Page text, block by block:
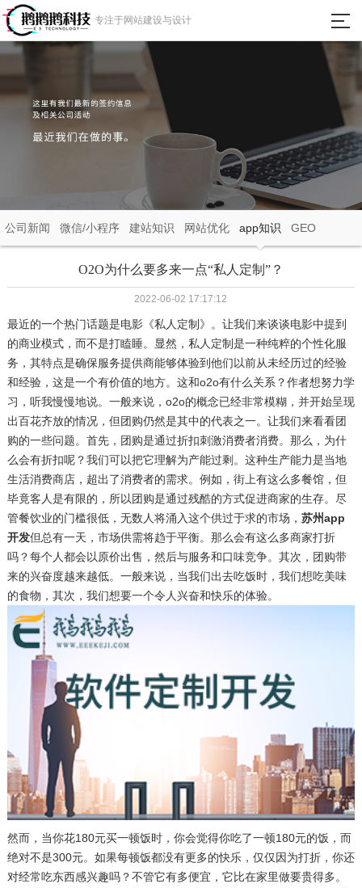
专注于网站建设与设计
瀵
微信小程序
APP定制开发
新闻动态
关于我们
公司新闻 微信/小程序 建站知识 网站优化 app知识 GEO
O2O为什么要多来一点“私人定制”？
2022-06-02 17:17:12
最近的一个热门话题是电影《私人定制》。让我们来谈谈电影中提到
的商业模式，而不是打瞌睡。显然，私人定制是一种纯粹的个性化服
务，其特点是确保服务提供商能够体验到他们以前从未经历过的经验
和经验，这是一个有价值的地方。这和o2o有什么关系？作者想努力学
习，听我慢慢地说。一般来说，o2o的概念已经非常模糊，并开始呈现
出百花齐放的情况，但团购仍然是其中的代表之一。让我们来看看团
购的一些问题。首先，团购是通过折扣刺激消费者消费。那么，为什
么会有折扣呢？我们可以把它理解为产能过剩。这种生产能力是当地
生活消费商店，超出了消费者的需求。例如，街上有这么多餐馆，但
毕竟客人是有限的，所以团购是通过残酷的方式促进商家的生存。尽
管餐饮业的门槛很低，无数人将涌入这个供过于求的市场， 苏州app
开发但总有一天，市场供需将趋于平衡。那么会有这么多商家打折
吗？每个人都会以原价出售，然后与服务和口味竞争。其次，团购带
来的兴奋度越来越低。一般来说，当我们出去吃饭时，我们想吃美味
的食物，其次，我们想要一个令人兴奋和快乐的体验。
然而，当你花180元买一顿饭时，你会觉得你吃了一顿180元的饭，而
绝对不是300元。如果每顿饭都没有更多的快乐，仅仅因为打折，你还
对经常吃东西感兴趣吗？不管它有多便宜，它比在家里做要贵得多。